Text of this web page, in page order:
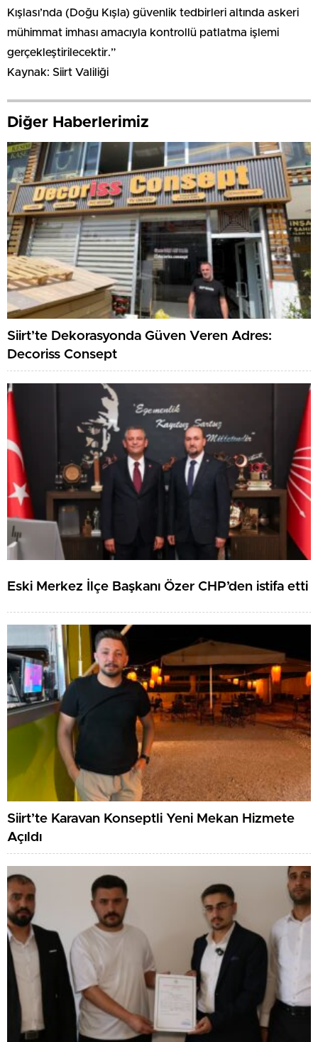
Kışlası’nda (Doğu Kışla) güvenlik tedbirleri altında askeri
mühimmat imhası amacıyla kontrollü patlatma işlemi
gerçekleştirilecektir.”
Kaynak: Siirt Valiliği
Diğer Haberlerimiz
Siirt’te Dekorasyonda Güven Veren Adres:
Decoriss Consept
Eski Merkez İlçe Başkanı Özer CHP’den istifa etti
Siirt’te Karavan Konseptli Yeni Mekan Hizmete
Açıldı